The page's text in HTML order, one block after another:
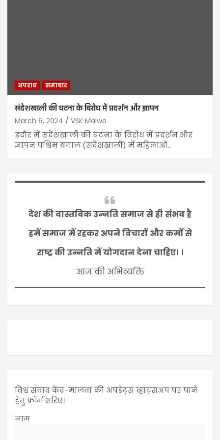
अपराध समाचार
संदेशखाली की घटना के विरोध में प्रदर्शन और ज्ञापन
March 6, 2024 VSK Malwa
इंदौर में संदेशखाली की घटना के विरोध में प्रदर्शन और
ज्ञापन पश्चिम बंगाल (संदेशखाली) में महिलाओं…
देश की वास्तविक उन्नति समाज से ही संभव है
हमें समाज में रहकर अपने विचारों और कर्मों से
राष्ट्र की उन्नति में योगदान देना चाहिए। ।
आज की अभिव्यक्ति
विश्व संवाद केंद्र-मालवा की अपडेट्स व्हाट्सअप पर पाने
हेतु फॉर्म भरिए।
नाम